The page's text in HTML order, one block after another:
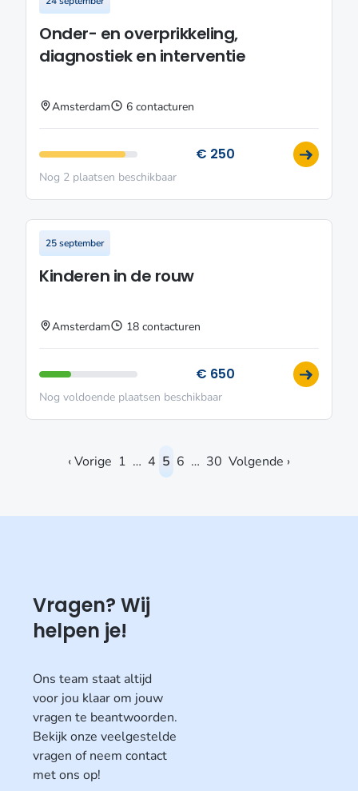
Onder- en overprikkeling,
diagnostiek en interventie
Amsterdam 6 contacturen
€ 250
Nog 2 plaatsen beschikbaar
25 september
Kinderen in de rouw
Amsterdam 18 contacturen
€ 650
Nog voldoende plaatsen beschikbaar
‹ Vorige 1 … 4 5 6 … 30 Volgende ›
Vragen? Wij
helpen je!
Ons team staat altijd
voor jou klaar om jouw
vragen te beantwoorden.
Bekijk onze veelgestelde
vragen of neem contact
met ons op!